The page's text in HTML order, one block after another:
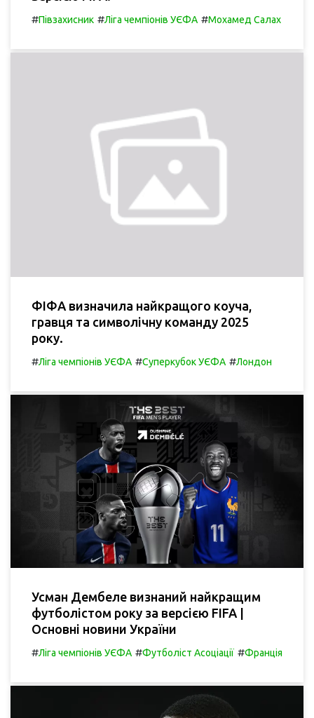
#Півзахисник #Ліга чемпіонів УЄФА #Мохамед Салах
ФІФА визначила найкращого коуча,
гравця та символічну команду 2025
року.
#Ліга чемпіонів УЄФА #Суперкубок УЄФА #Лондон
Усман Дембеле визнаний найкращим
футболістом року за версією FIFA |
Основні новини України
#Ліга чемпіонів УЄФА #Футболіст Асоціації #Франція